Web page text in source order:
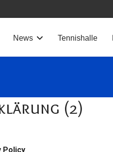
News Tennishalle
(2)
Policy